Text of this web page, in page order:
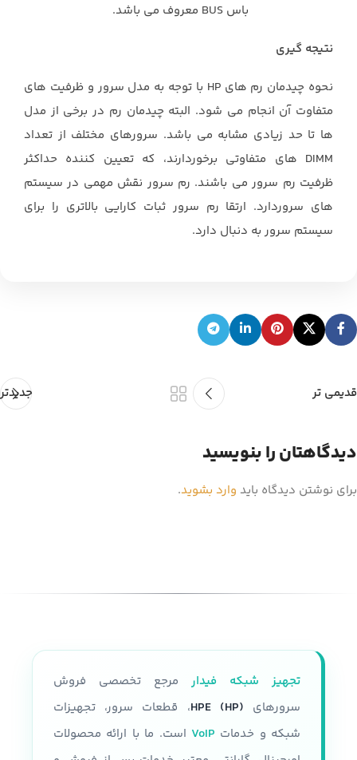
‏باس ‏BUS‏ معروف می باشد. ‏
نتیجه گیری ‏
نحوه چیدمان رم های HP با توجه به مدل سرور و ظرفیت های
متفاوت آن انجام می شود. البته چیدمان رم در برخی از مدل
‏ها تا حد زیادی مشابه می باشد. سرورهای مختلف از تعداد
‏DIMM‏ های متفاوتی برخوردارند، که تعیین کننده حداکثر
ظرفیت رم ‏سرور می باشند. رم سرور نقش مهمی در سیستم
های سروردارد. ارتقا رم سرور ثبات کارایی بالاتری را برای
سیستم سرور به ‏دنبال دارد. ‏
جدیدتر قدیمی تر
دیدگاهتان را بنویسید
برای نوشتن دیدگاه باید وارد بشوید.
تجهیز شبکه فیدار مرجع تخصصی فروش
سرورهای HPE (HP)، قطعات سرور، تجهیزات
شبکه و خدمات VoIP است. ما با ارائه محصولات